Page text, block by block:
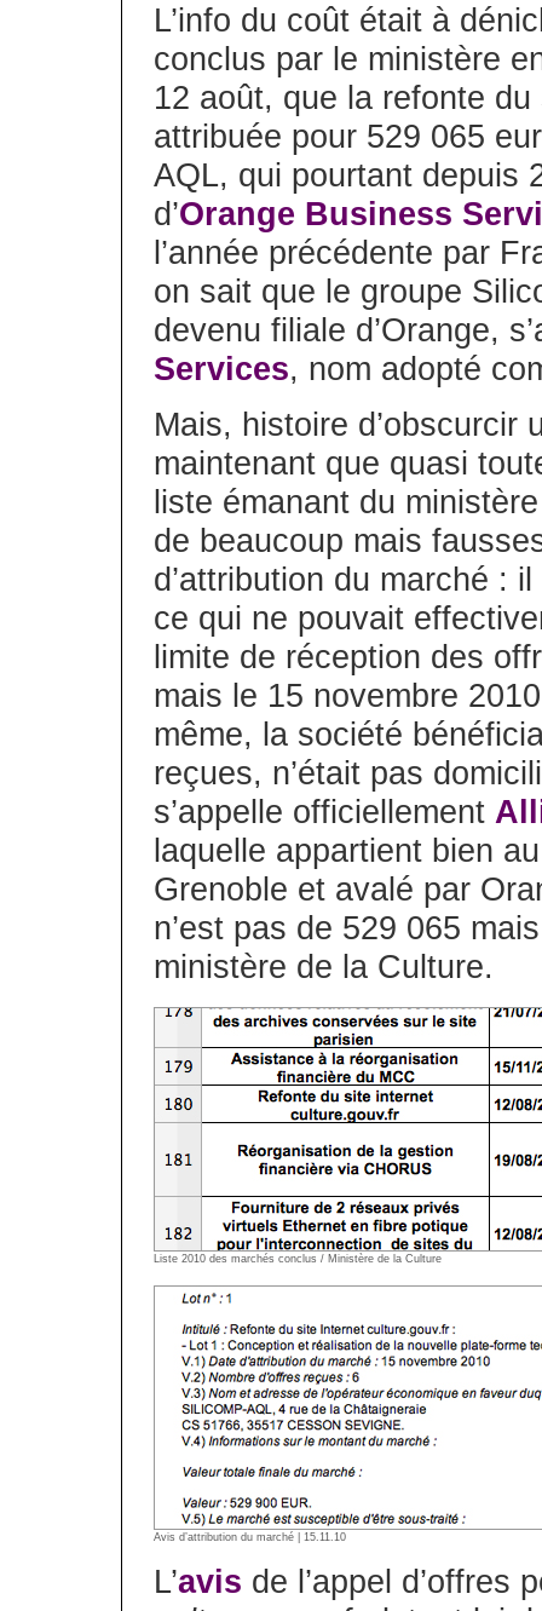
L’info du coût était à
conclus par le ministère
12 août, que la refonte
attribuée pour 529 065
AQL, qui pourtant depuis
d’Orange Business
l’année précédente par
on sait que le groupe
devenu filiale d’Orange,
Services, nom adopté
Mais, histoire d’obscurcir
maintenant que quasi
liste émanant du
de beaucoup mais
d’attribution du marché :
ce qui ne pouvait
limite de réception des
mais le 15 novembre
même, la société
reçues, n’était pas
s’appelle officiellement
laquelle appartient bien
Grenoble et avalé par
n’est pas de 529 065
ministère de la Culture.
Liste 2010 des marchés conclus / Ministère de la Culture
Avis d’attribution du marché | 15.11.10
L’avis de l’appel d’offres